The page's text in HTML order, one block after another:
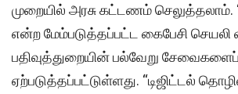
முறையில் அரசு கட்டணம் செலுத்தலாம்.
என்ற மேம்படுத்தப்பட்ட கைபேசி செயலி
பதிவுத்துறையின் பல்வேறு
ஏற்படுத்தப்பட்டுள்ளது. “டிஜிட்டல்